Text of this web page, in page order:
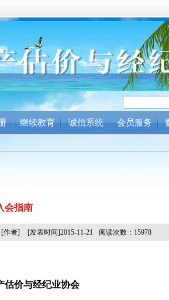
继续教育 诚信系统 会员服务
会指南
[作者] [发表时间]2015-11-21 阅读次数：15978
估价与经纪业协会